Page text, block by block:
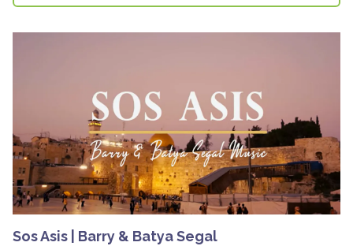
Sos Asis | Barry & Batya Segal